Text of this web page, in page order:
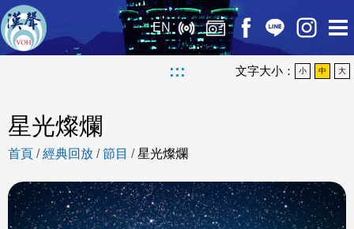
EN
::: 文字大小： 小 中 大
星光燦爛
首頁 /經典回放 /節目 /星光燦爛